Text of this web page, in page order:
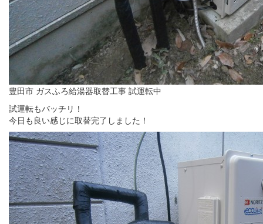
豊田市 ガスふろ給湯器取替工事 試運転中
試運転もバッチリ！
今日も良い感じに取替完了しました！